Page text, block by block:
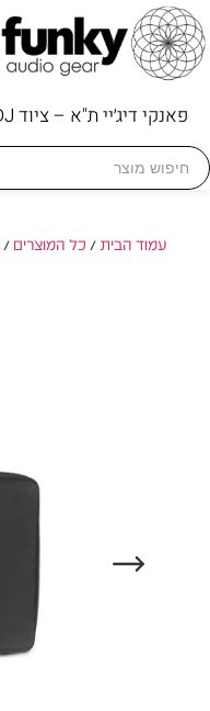
פאנקי דיג׳יי ת"א – ציוד DJ ואולפן מקצועי
Search
for:
עמוד הבית/ כל המוצרים /